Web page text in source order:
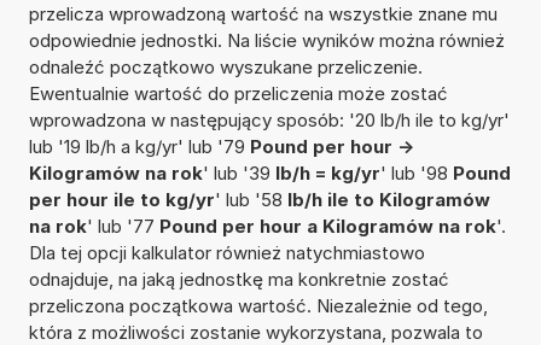
przelicza wprowadzoną wartość na wszystkie znane mu
odpowiednie jednostki. Na liście wyników można również
odnaleźć początkowo wyszukane przeliczenie.
Ewentualnie wartość do przeliczenia może zostać
wprowadzona w następujący sposób: '20 lb/h ile to kg/yr'
lub '19 lb/h a kg/yr' lub '79 Pound per hour ->
Kilogramów na rok' lub '39 lb/h = kg/yr' lub '98 Pound
per hour ile to kg/yr' lub '58 lb/h ile to Kilogramów
na rok' lub '77 Pound per hour a Kilogramów na rok'.
Dla tej opcji kalkulator również natychmiastowo
odnajduje, na jaką jednostkę ma konkretnie zostać
przeliczona początkowa wartość. Niezależnie od tego,
która z możliwości zostanie wykorzystana, pozwala to